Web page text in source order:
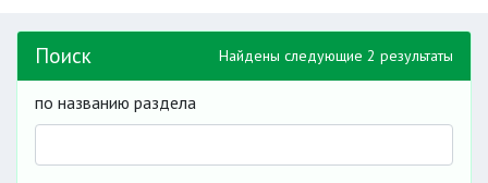
Поиск Найдены следующие 2 результаты
по названию раздела